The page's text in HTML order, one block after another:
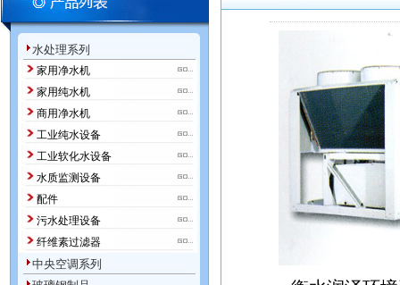
水处理系列
家用净水机
家用纯水机
商用净水机
工业纯水设备
工业软化水设备
水质监测设备
配件
污水处理设备
纤维素过滤器
中央空调系列